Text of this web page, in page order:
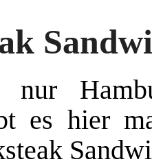
nur
es hier